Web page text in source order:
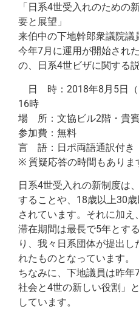
「日系4世受入れのための
要と展望」
来伯中の下地幹郎衆議院議
今年7月に運用が開始され
の、日系4世ビザに関する
日 時：2018年8月5日（
16時
場 所：文協ビル2階・貴
参加費：無料
言 語：日ポ両語通訳付き
※ 質疑応答の時間もありま
日系4世受入れの新制度は
することや、18歳以上30
されています。それに加え
滞在期間は最長で5年とす
り、我々日系団体が提出
れたものとなっています。
ちなみに、下地議員は昨
社会と4世の新しい役割」
しています。